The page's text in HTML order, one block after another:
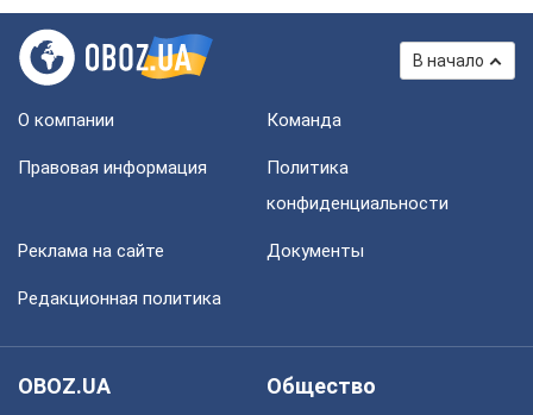
В начало
О компании Команда
Правовая информация
Политика
конфиденциальности
Реклама на сайте Документы
Редакционная политика
OBOZ.UA
Общество